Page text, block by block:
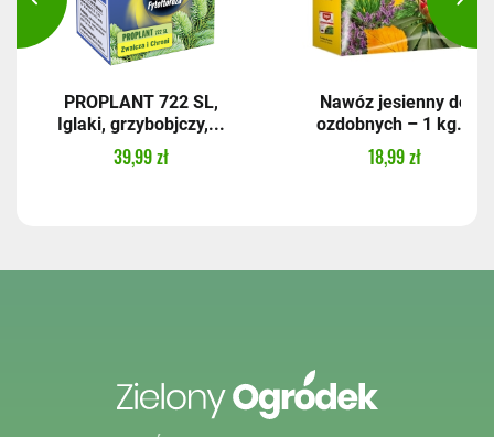
PROPLANT 722 SL,
Iglaki, grzybobjczy,...
39,99 zł
Nawóz jesienny do
ozdobnych – 1 kg...
18,99 zł